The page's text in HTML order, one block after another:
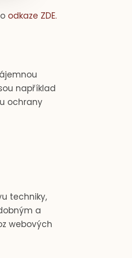
odkaze ZDE.
například
ochrany
techniky,
a
webových